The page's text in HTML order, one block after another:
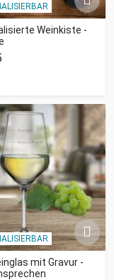
Weinkiste -
mit Gravur -